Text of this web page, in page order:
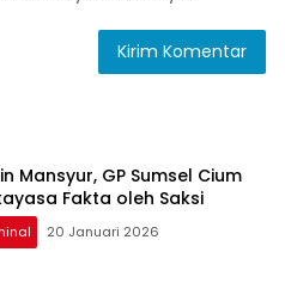
Mansyur, GP Sumsel Cium
Fakta oleh Saksi
20 Januari 2026